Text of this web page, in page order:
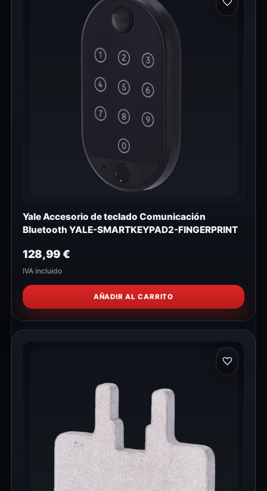
Yale Accesorio de teclado Comunicación
Bluetooth YALE-SMARTKEYPAD2-FINGERPRINT
128,99€
IVA incluido
AÑADIR AL CARRITO